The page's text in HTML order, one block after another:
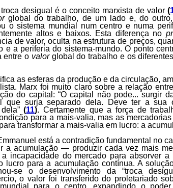
desigual é o conceito marxista de valor (
global do trabalho, de um lado e, do
o sistema mundial num centro e numa
altos e baixos. Esta diferença no
de valor, oculta na estrutura de preços,
e a periferia do sistema-mundo. O ponto
entre o valorglobal do trabalho e os diferentes
as esferas da produção e da circulação,
Marx foi muito claro sobre a relação
do capital: “O capital não pode... surgir
que surja separado dela. Deve ter a sua
dela”(11). Certamente que a força de
para a mais-valia, mas as
transformar a mais-valia em lucro: a
está a contradição fundamental no
a acumulação — produzir cada vez mais
incapacidade do mercado para absorver a
lucro para a acumulação contínua. A
se o desenvolvimento da “troca
o valor foi transferido do proletariado
para o centro, expandindo o